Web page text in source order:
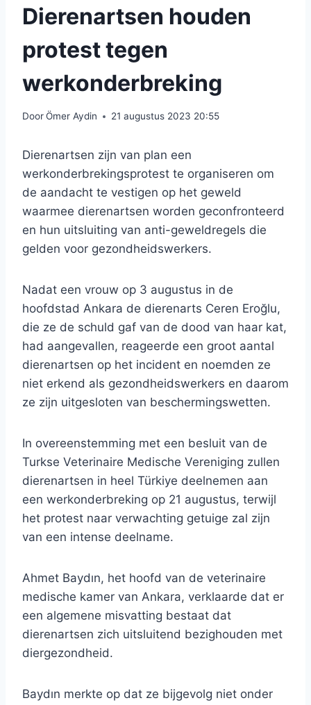
Dierenartsen houden
protest tegen
werkonderbreking
DoorÖmer Aydin 21 augustus 2023 20:55
Dierenartsen zijn van plan een
werkonderbrekingsprotest te organiseren om
de aandacht te vestigen op het geweld
waarmee dierenartsen worden geconfronteerd
en hun uitsluiting van anti-geweldregels die
gelden voor gezondheidswerkers.
Nadat een vrouw op 3 augustus in de
hoofdstad Ankara de dierenarts Ceren Eroğlu,
die ze de schuld gaf van de dood van haar kat,
had aangevallen, reageerde een groot aantal
dierenartsen op het incident en noemden ze
niet erkend als gezondheidswerkers en daarom
ze zijn uitgesloten van beschermingswetten.
In overeenstemming met een besluit van de
Turkse Veterinaire Medische Vereniging zullen
dierenartsen in heel Türkiye deelnemen aan
een werkonderbreking op 21 augustus, terwijl
het protest naar verwachting getuige zal zijn
van een intense deelname.
Ahmet Baydın, het hoofd van de veterinaire
medische kamer van Ankara, verklaarde dat er
een algemene misvatting bestaat dat
dierenartsen zich uitsluitend bezighouden met
diergezondheid.
Baydın merkte op dat ze bijgevolg niet onder